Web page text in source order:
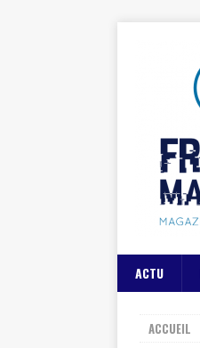
ACTU
ACCUEIL